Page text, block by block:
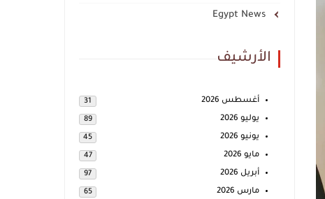
Egypt News
الأرشيف
أغسطس 2026 31
يوليو 2026 89
يونيو 2026 45
مايو 2026 47
أبريل 2026 97
مارس 2026 65